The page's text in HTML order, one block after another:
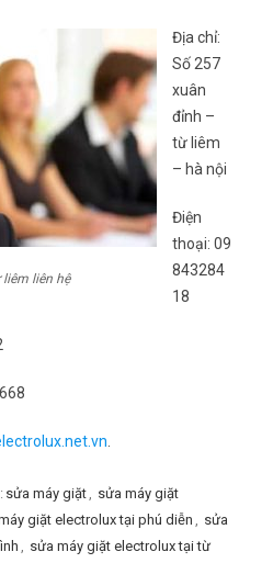
liên hệ
Địa chỉ:
Số 257
xuân
đỉnh –
từ liêm
– hà nội
Điện
thoại: 09
843284
18
.
sửa máy giặt, sửa máy giặt
giặt electrolux tại phú diễn , sửa
, sửa máy giặt electrolux tại từ